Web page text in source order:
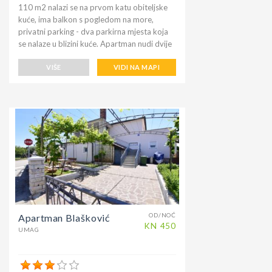
110 m2 nalazi se na prvom katu obiteljske
kuće, ima balkon s pogledom na more,
privatni parking - dva parkirna mjesta koja
se nalaze u blizini kuće. Apartman nudi dvije
dva odvojena kreveta, potpuno opremljenu
Kućni ljubimci su dobrodošli uz dodatne
troškove. Apartman je 'idealan za obitelji ili
parove koji putuju zajedno. Samoposluga i
250 m, ljekarna 150 m, banka 150 m i šetnja
uz more u Umagu udaljeni su samo 160 m.
Plaže oko 1100 m, a centar grada oko 800
m od kuće. Apartman je na dobroj lokaciji jer
se nalazi između centra Umaga i plaža, vrlo
blizu supermarketa i bankomata.
VIŠE VIDI NA MAPI
OD/NOĆ
KN 450
Apartman Blašković
UMAG